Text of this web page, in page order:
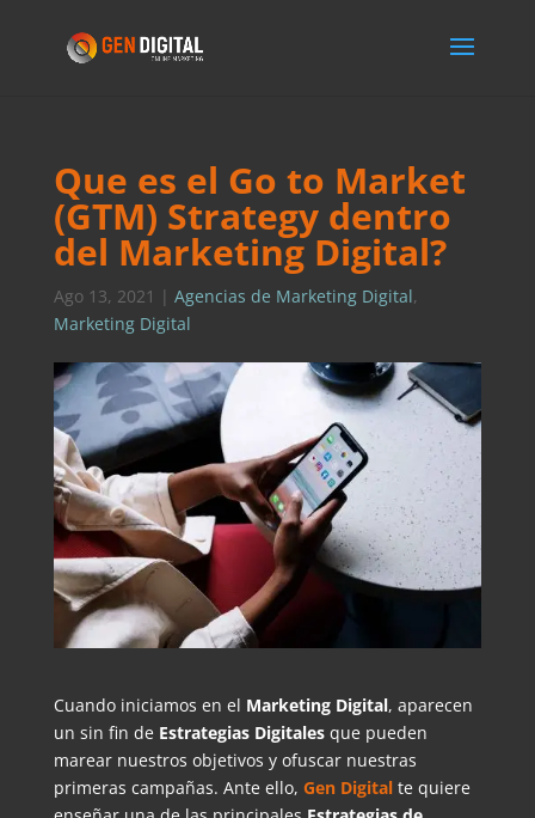
Que es el Go to Market
(GTM) Strategy dentro
del Marketing Digital?
Ago 13, 2021 | Agencias de Marketing Digital,
Marketing Digital
Cuando iniciamos en el Marketing Digital, aparecen
un sin fin de Estrategias Digitalesque pueden
marear nuestros objetivos y ofuscar nuestras
primeras campañas. Ante ello, Gen Digital te quiere